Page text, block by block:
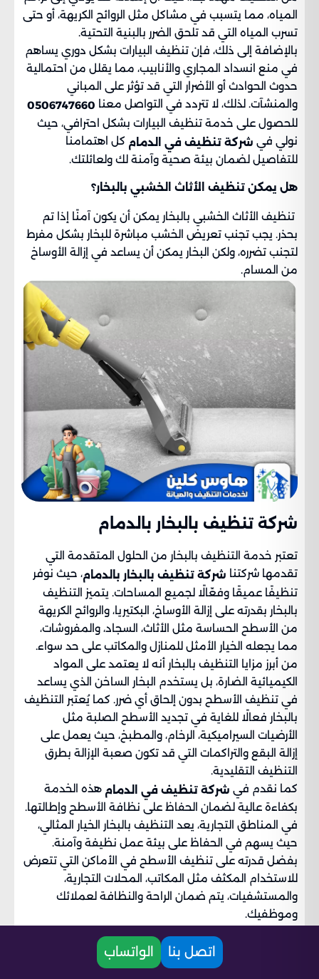
المياه، مما يتسبب في مشاكل مثل الروائح الكريهة، أو حتى
تسرب المياه التي قد تلحق الضرر بالبنية التحتية.
بالإضافة إلى ذلك، فإن تنظيف البيارات بشكل دوري يساهم
في منع انسداد المجاري والأنابيب، مما يقلل من احتمالية
حدوث الحوادث أو الأضرار التي قد تؤثر على المباني
والمنشآت. لذلك، لا تتردد في التواصل معنا 0506747660
للحصول على خدمة تنظيف البيارات بشكل احترافي، حيث
نولي في شركة تنظيف في الدمام كل اهتمامنا
للتفاصيل لضمان بيئة صحية وآمنة لك ولعائلتك.
هل يمكن تنظيف الأثاث الخشبي بالبخار؟
تنظيف الأثاث الخشبي بالبخار يمكن أن يكون آمنًا إذا تم
بحذر. يجب تجنب تعريض الخشب مباشرة للبخار بشكل مفرط
لتجنب تضرره، ولكن البخار يمكن أن يساعد في إزالة الأوساخ
من المسام.
شركة تنظيف بالبخار بالدمام​
تعتبر خدمة التنظيف بالبخار من الحلول المتقدمة التي
تقدمها شركتنا شركة تنظيف بالبخار بالدمام، حيث نوفر
تنظيفًا عميقًا وفعّالًا لجميع المساحات. يتميز التنظيف
بالبخار بقدرته على إزالة الأوساخ، البكتيريا، والروائح الكريهة
من الأسطح الحساسة مثل الأثاث، السجاد، والمفروشات،
مما يجعله الخيار الأمثل للمنازل والمكاتب على حد سواء.
من أبرز مزايا التنظيف بالبخار أنه لا يعتمد على المواد
الكيميائية الضارة، بل يستخدم البخار الساخن الذي يساعد
في تنظيف الأسطح بدون إلحاق أي ضرر. كما يُعتبر التنظيف
بالبخار فعالًا للغاية في تجديد الأسطح الصلبة مثل
الأرضيات السيراميكية، الرخام، والمطبخ، حيث يعمل على
إزالة البقع والتراكمات التي قد تكون صعبة الإزالة بطرق
التنظيف التقليدية.
كما نقدم في شركة تنظيف في الدمام هذه الخدمة
بكفاءة عالية لضمان الحفاظ على نظافة الأسطح وإطالتها.
في المناطق التجارية، يعد التنظيف بالبخار الخيار المثالي،
حيث يسهم في الحفاظ على بيئة عمل نظيفة وآمنة.
بفضل قدرته على تنظيف الأسطح في الأماكن التي تتعرض
للاستخدام المكثف مثل المكاتب، المحلات التجارية،
والمستشفيات، يتم ضمان الراحة والنظافة لعملائك
وموظفيك.
شركة تنظيف الدمام
بالبخار عالية الجودة باستخدام أفضل المعدات المتوفرة،
مما يجعل المكان نظيفًا ومعقمًا بشكل كامل.
اتصل بنا الواتساب